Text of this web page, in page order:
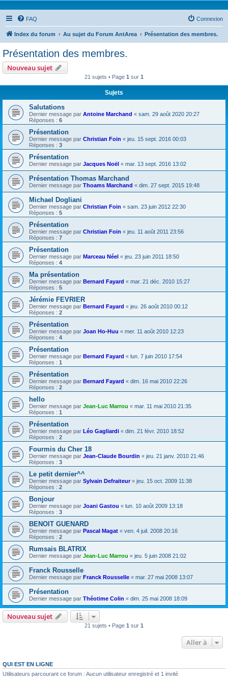
FAQ Connexion
Index du forum Au sujet du Forum AntArea Présentation des membres.
Présentation des membres.
Nouveau sujet
21 sujets • Page 1 sur 1
Sujets
Salutations
Dernier message par Antoine Marchand « sam. 29 août 2020 20:27
Réponses : 6
Présentation
Dernier message par Christian Foin « jeu. 15 sept. 2016 00:03
Réponses : 3
Présentation
Dernier message par Jacques Noël « mar. 13 sept. 2016 13:02
Présentation Thomas Marchand
Dernier message par Thoams Marchand « dim. 27 sept. 2015 19:48
Michael Dogliani
Dernier message par Christian Foin « sam. 23 juin 2012 22:30
Réponses : 5
Présentation
Dernier message par Christian Foin « jeu. 11 août 2011 23:56
Réponses : 7
Présentation
Dernier message par Marceau Néel « jeu. 23 juin 2011 18:50
Réponses : 4
Ma présentation
Dernier message par Bernard Fayard « mar. 21 déc. 2010 15:27
Réponses : 5
Jérémie FEVRIER
Dernier message par Bernard Fayard « jeu. 26 août 2010 00:12
Réponses : 2
Présentation
Dernier message par Joan Ho-Huu « mer. 11 août 2010 12:23
Réponses : 4
Présentation
Dernier message par Bernard Fayard « lun. 7 juin 2010 17:54
Réponses : 1
Présentation
Dernier message par Bernard Fayard « dim. 16 mai 2010 22:26
Réponses : 2
hello
Dernier message par Jean-Luc Marrou « mar. 11 mai 2010 21:35
Réponses : 1
Présentation
Dernier message par Léo Gagliardi « dim. 21 févr. 2010 18:52
Réponses : 2
Fourmis du Cher 18
Dernier message par Jean-Claude Bourdin « jeu. 21 janv. 2010 21:46
Réponses : 3
Le petit dernier^^
Dernier message par Sylvain Defraiteur« jeu. 15 oct. 2009 11:38
Réponses : 2
Bonjour
Dernier message par Joani Gastou « lun. 10 août 2009 13:18
Réponses : 3
BENOIT GUENARD
Dernier message par Pascal Magat « ven. 4 juil. 2008 20:16
Réponses : 2
Rumsais BLATRIX
Dernier message par Jean-Luc Marrou « jeu. 5 juin 2008 21:02
Franck Rousselle
Dernier message par Franck Rousselle « mar. 27 mai 2008 13:07
Présentation
Dernier message par Théotime Colin « dim. 25 mai 2008 18:09
Nouveau sujet
21 sujets • Page 1 sur 1
Aller à
QUI EST EN LIGNE
Utilisateurs parcourant ce forum : Aucun utilisateur enregistré et 1 invité